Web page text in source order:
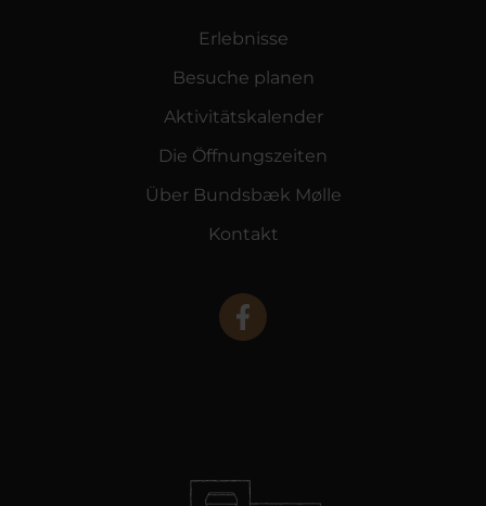
Erlebnisse
Besuche planen
Aktivitätskalender
Die Öffnungszeiten
Über Bundsbæk Mølle
Kontakt